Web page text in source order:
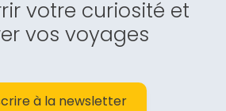
votre curiosité et
vos voyages
à la newsletter